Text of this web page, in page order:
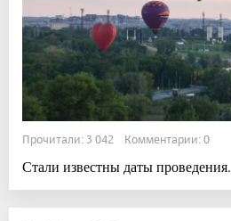
Прочитали: 3 042 Комментарии: 0
Стали известны даты проведения.